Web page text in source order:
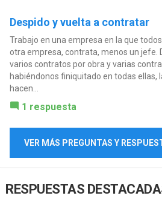
Despido y vuelta a contratar
Trabajo en una empresa en la que
otra empresa, contrata, menos un jefe.
varios contratos por obra y varias
habiéndonos finiquitado en todas ellas,
hacen...
1 respuesta
VER MÁS PREGUNTAS Y
RESPUESTAS